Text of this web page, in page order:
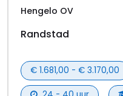
Hengelo OV
Randstad
€ 1.681,00 - € 3.170,00